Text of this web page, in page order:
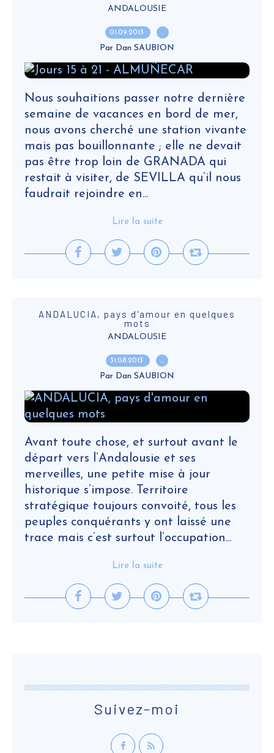
ANDALOUSIE
01.09.2013 …
Par Dan SAUBION
Nous souhaitions passer notre dernière
semaine de vacances en bord de mer,
nous avons cherché une station vivante
mais pas bouillonnante ; elle ne devait
pas être trop loin de GRANADA qui
restait à visiter, de SEVILLA qu’il nous
faudrait rejoindre en...
Lire la suite
ANDALUCIA, pays d'amour en quelques
mots
ANDALOUSIE
31.08.2013 …
Par Dan SAUBION
Avant toute chose, et surtout avant le
départ vers l’Andalousie et ses
merveilles, une petite mise à jour
historique s’impose. Territoire
stratégique toujours convoité, tous les
peuples conquérants y ont laissé une
trace mais c’est surtout l’occupation...
Lire la suite
Suivez-moi